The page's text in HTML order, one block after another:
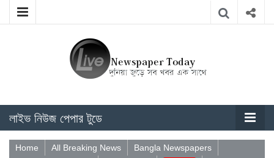
লাইভ নিউজ পেপার টুডে
Home All Breaking News
Bangla Newspapers